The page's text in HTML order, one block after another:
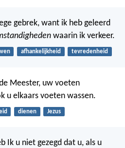
gebrek, want ik heb geleerd
waarin ik verkeer.
afhankelijkheid tevredenheid
Meester, uw voeten
u elkaars voeten wassen.
dienen Jezus
Ik u niet gezegd dat u, als u